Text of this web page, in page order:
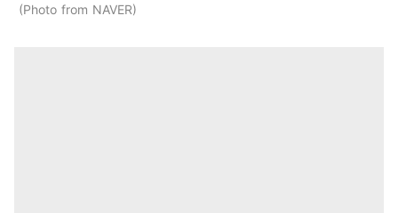
Photo from NAVER